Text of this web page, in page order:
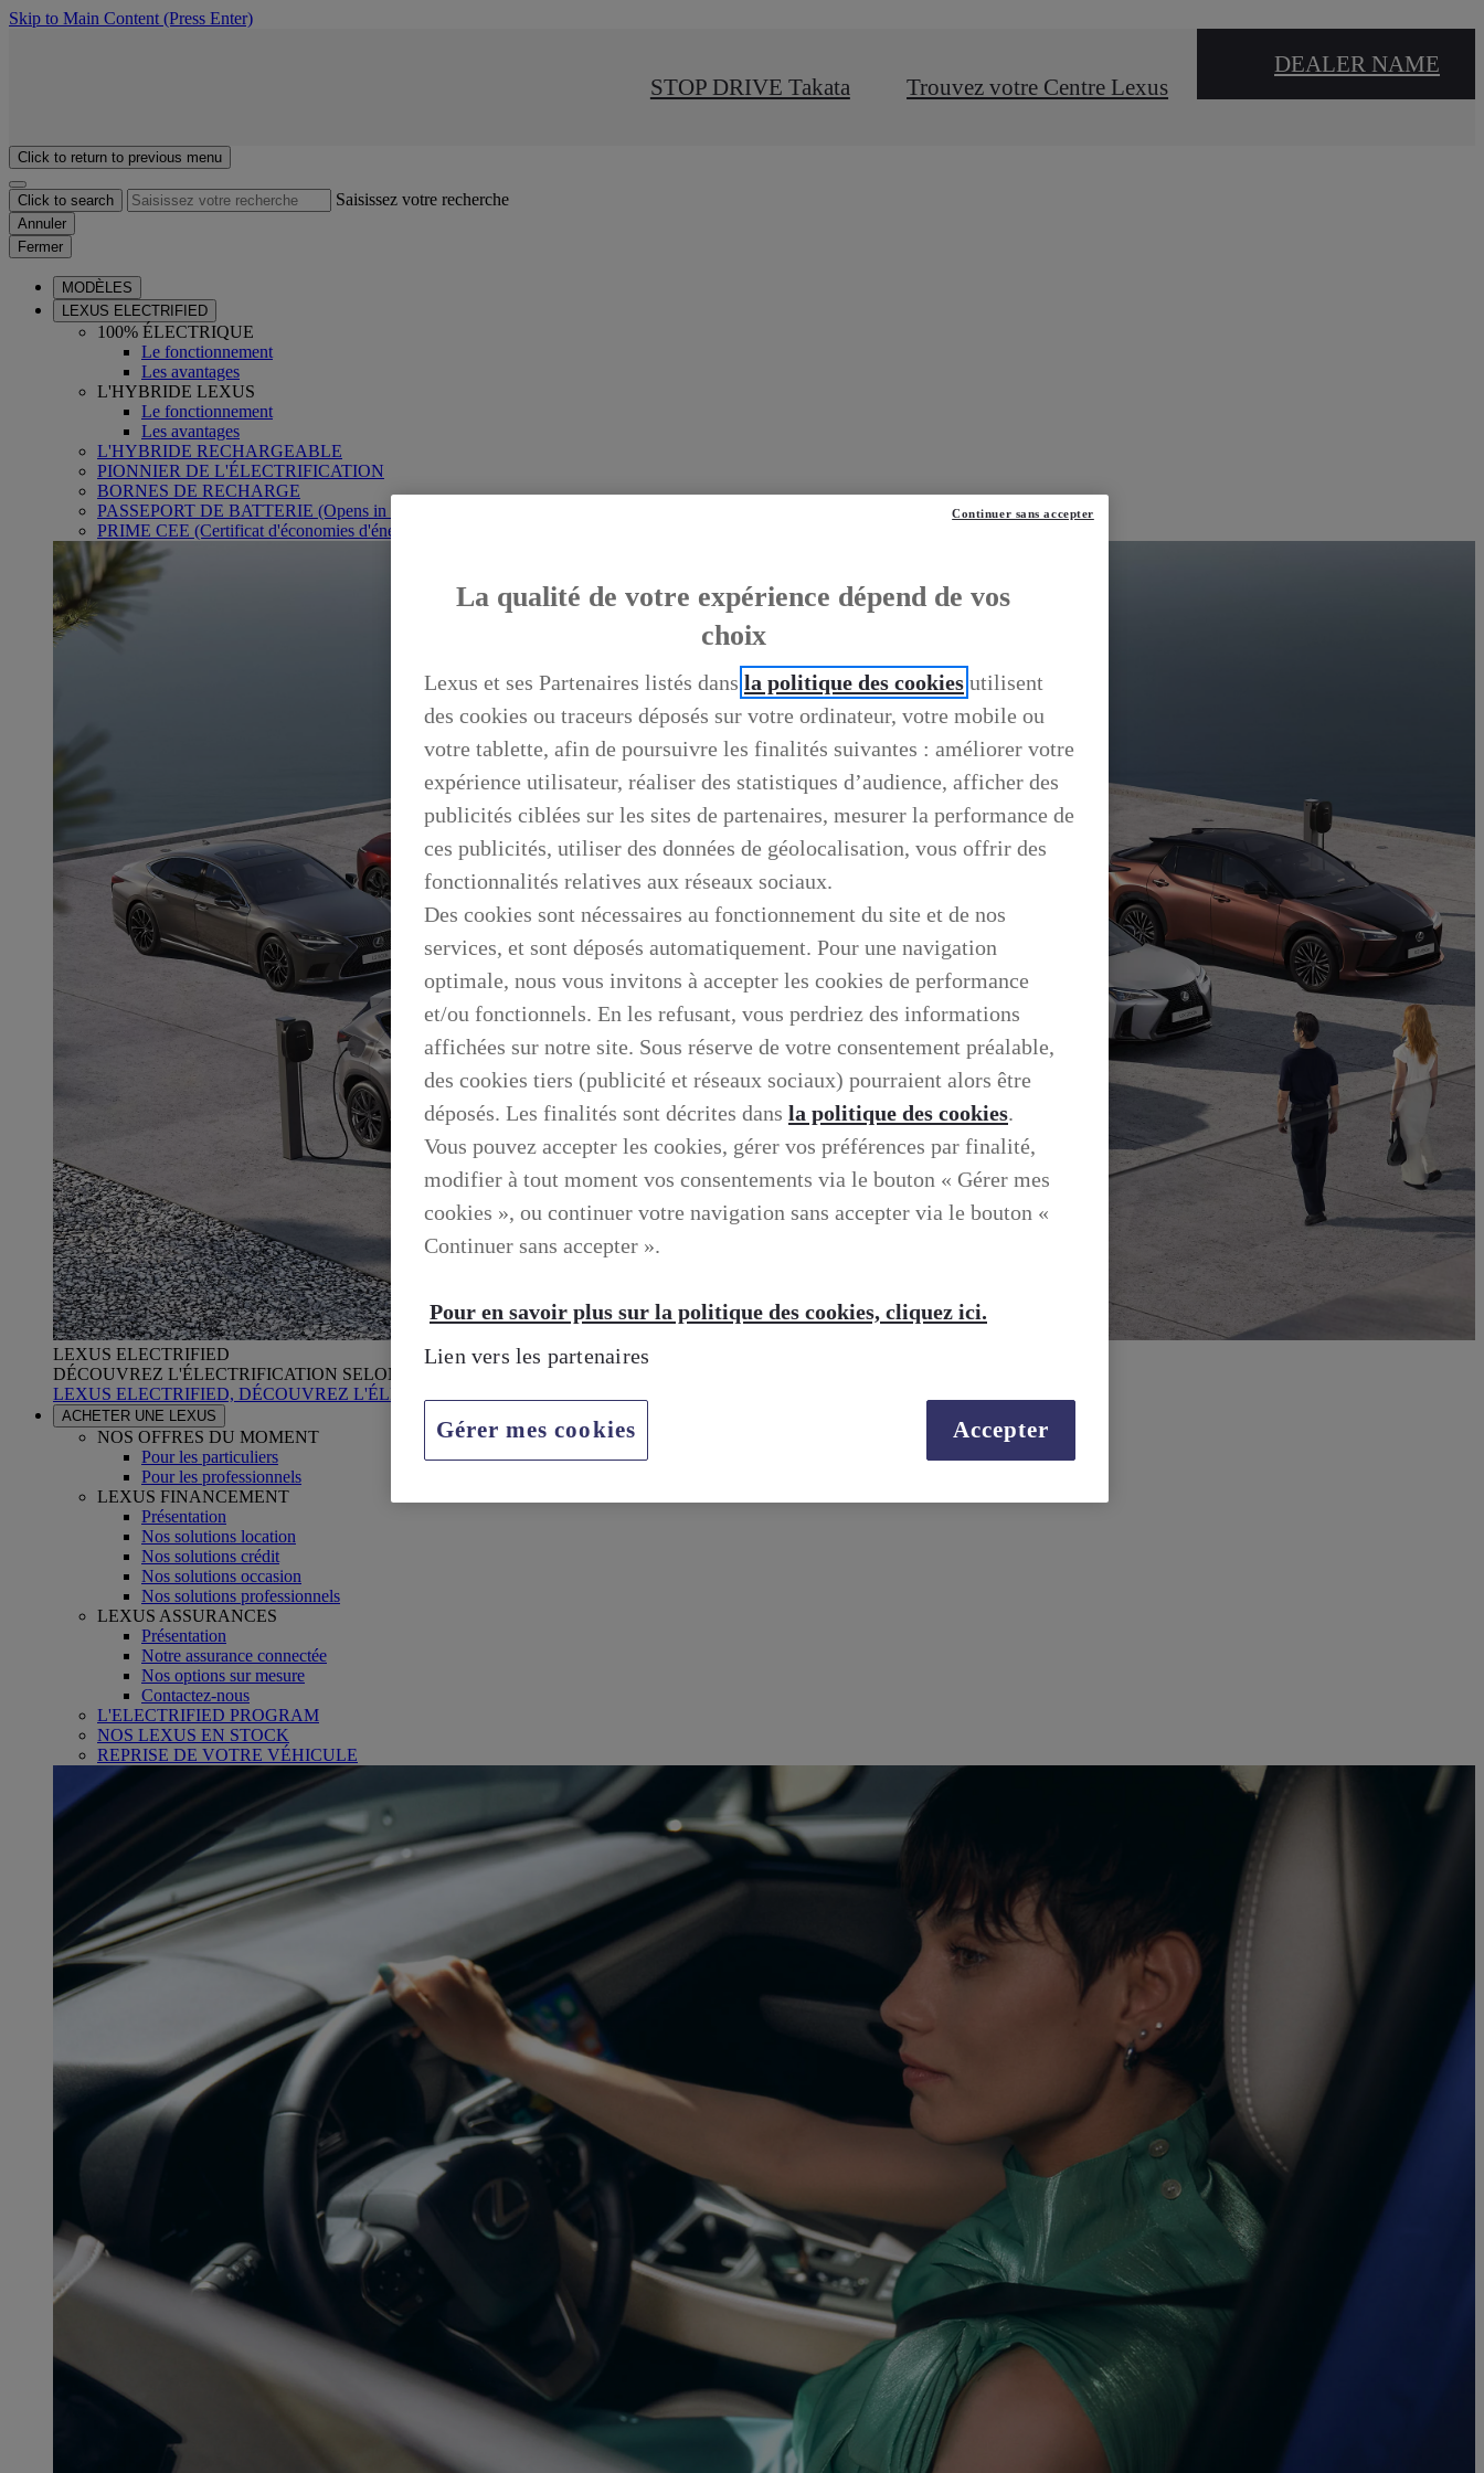
Skip to Main Content (Press Enter)
STOP DRIVE Takata Trouvez votre Centre Lexus
DEALER NAME
Click to return to previous menu
Click to search Saisissez votre recherche
Annuler
Fermer
MODÈLES
LEXUS ELECTRIFIED
100% ÉLECTRIQUE
Le fonctionnement
Les avantages
L'HYBRIDE LEXUS
Le fonctionnement
Les avantages
L'HYBRIDE RECHARGEABLE
PIONNIER DE L'ÉLECTRIFICATION
BORNES DE RECHARGE
PASSEPORT DE BATTERIE (Opens in new window)
PRIME CEE (Certificat d'économies d'énergie)
LEXUS ELECTRIFIED
DÉCOUVREZ L'ÉLECTRIFICATION SELON LEXUS
LEXUS ELECTRIFIED, DÉCOUVREZ L'ÉLECTRIFICATION SELON LEXUS
ACHETER UNE LEXUS
NOS OFFRES DU MOMENT
Pour les particuliers
Pour les professionnels
LEXUS FINANCEMENT
Présentation
Nos solutions location
Nos solutions crédit
Nos solutions occasion
Nos solutions professionnels
LEXUS ASSURANCES
Présentation
Notre assurance connectée
Nos options sur mesure
Contactez-nous
L'ELECTRIFIED PROGRAM
NOS LEXUS EN STOCK
REPRISE DE VOTRE VÉHICULE
La qualité de votre expérience dépend de vos
choix
Lexus et ses Partenaires listés dans la politique des cookies utilisent
des cookies ou traceurs déposés sur votre ordinateur, votre mobile ou
votre tablette, afin de poursuivre les finalités suivantes : améliorer votre
expérience utilisateur, réaliser des statistiques d’audience, afficher des
publicités ciblées sur les sites de partenaires, mesurer la performance de
ces publicités, utiliser des données de géolocalisation, vous offrir des
fonctionnalités relatives aux réseaux sociaux.
Des cookies sont nécessaires au fonctionnement du site et de nos
services, et sont déposés automatiquement. Pour une navigation
optimale, nous vous invitons à accepter les cookies de performance
et/ou fonctionnels. En les refusant, vous perdriez des informations
affichées sur notre site. Sous réserve de votre consentement préalable,
des cookies tiers (publicité et réseaux sociaux) pourraient alors être
déposés. Les finalités sont décrites dans la politique des cookies.
Vous pouvez accepter les cookies, gérer vos préférences par finalité,
modifier à tout moment vos consentements via le bouton « Gérer mes
cookies », ou continuer votre navigation sans accepter via le bouton «
Continuer sans accepter ».
Pour en savoir plus sur la politique des cookies, cliquez ici.
Lien vers les partenaires
Gérer mes cookies
Continuer sans accepter
Accepter